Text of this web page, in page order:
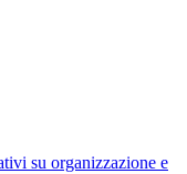
su organizzazione e